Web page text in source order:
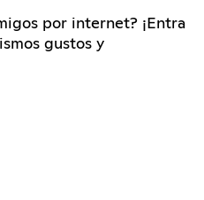
por internet? ¡Entra
gustos y